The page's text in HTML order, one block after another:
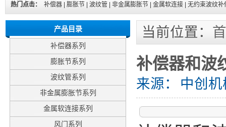
热门点击： 补偿器 膨胀节 波纹管 非金属膨胀节 金属软连接 无约束波纹补
当前位置：
补偿器和波
来源： 中创机
产品目录
补偿器系列
膨胀节系列
波纹管系列
非金属膨胀节系列
金属软连接系列
风门系列